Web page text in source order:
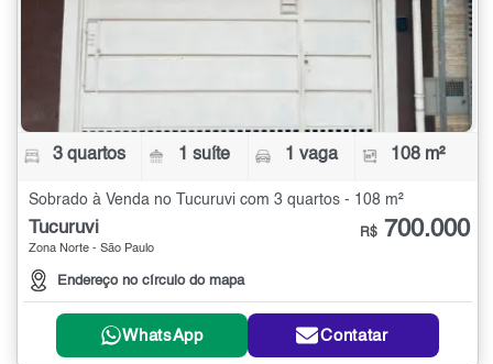
3 quartos 1 suíte 1 vaga 108 m²
Sobrado à Venda no Tucuruvi com 3 quartos - 108 m²
Tucuruvi
Zona Norte - São Paulo
Endereço no círculo do mapa
R$ 700.000
WhatsApp Contatar